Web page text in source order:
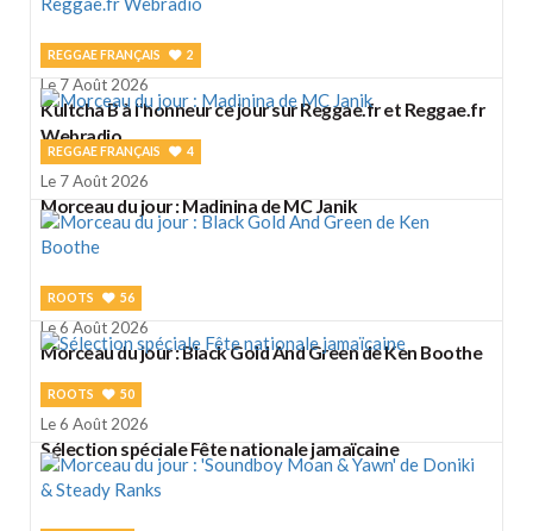
REGGAE FRANÇAIS 2
Le 7 Août 2026
Kultcha B à l'honneur ce jour sur Reggae.fr et Reggae.fr
Webradio
REGGAE FRANÇAIS 4
Le 7 Août 2026
Morceau du jour : Madinina de MC Janik
ROOTS 56
Le 6 Août 2026
Morceau du jour : Black Gold And Green de Ken Boothe
ROOTS 50
Le 6 Août 2026
Sélection spéciale Fête nationale jamaïcaine